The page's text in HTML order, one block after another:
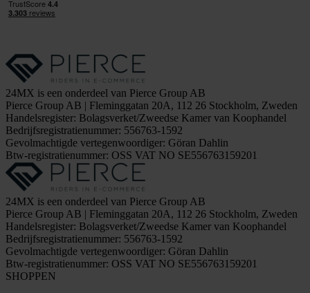
24MX is een onderdeel van Pierce Group AB
Pierce Group AB | Fleminggatan 20A, 112 26 Stockholm, Zweden
Handelsregister: Bolagsverket/Zweedse Kamer van Koophandel
Bedrijfsregistratienummer: 556763-1592
Gevolmachtigde vertegenwoordiger: Göran Dahlin
Btw-registratienummer: OSS VAT NO SE556763159201
24MX is een onderdeel van Pierce Group AB
Pierce Group AB | Fleminggatan 20A, 112 26 Stockholm, Zweden
Handelsregister: Bolagsverket/Zweedse Kamer van Koophandel
Bedrijfsregistratienummer: 556763-1592
Gevolmachtigde vertegenwoordiger: Göran Dahlin
Btw-registratienummer: OSS VAT NO SE556763159201
SHOPPEN